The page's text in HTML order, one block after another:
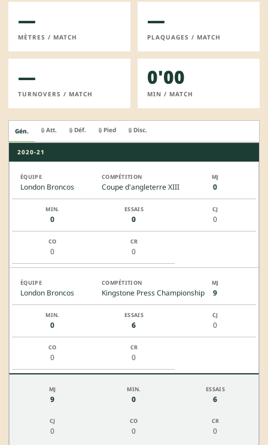
—
MÈTRES / MATCH
—
PLAQUAGES / MATCH
—
TURNOVERS / MATCH
0'00
MIN / MATCH
Gén. 🔒 Att. 🔒 Déf. 🔒 Pied 🔒 Disc.
2020-21
London Broncos Coupe d'angleterre XIII 0
0 0 0
0 0
London Broncos Kingstone Press Championship 9
0 6 0
0 0
9 0 6
0 0 0